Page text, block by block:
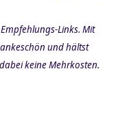
nach 8 Wochen
bei
Links. Mit
und hältst
keine Mehrkosten.